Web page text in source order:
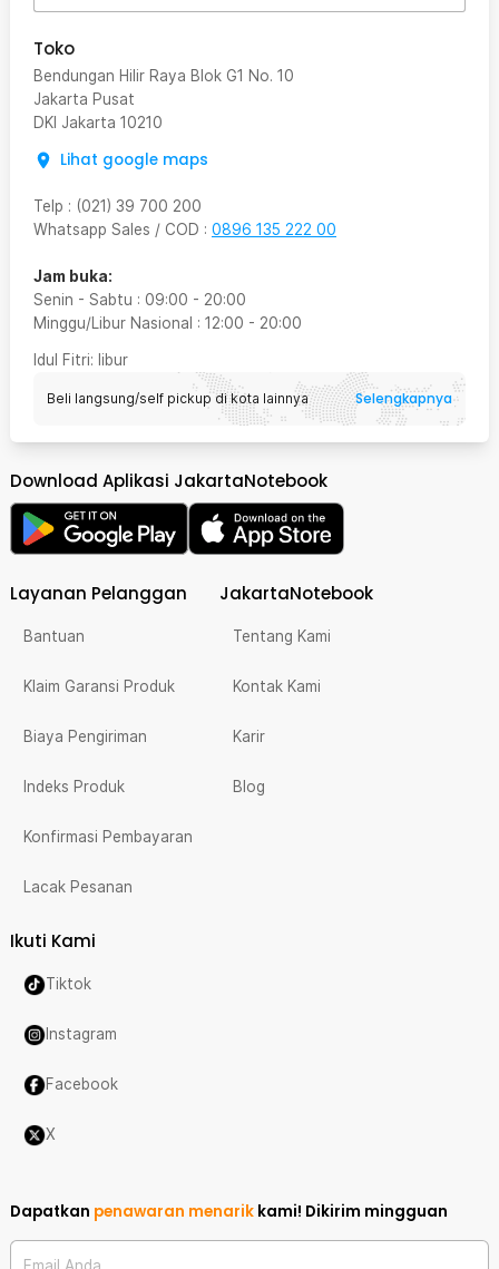
Toko
Bendungan Hilir Raya Blok G1 No. 10
Jakarta Pusat
DKI Jakarta 10210
Lihat google maps
Telp : (021) 39 700 200
Whatsapp Sales / COD : 0896 135 222 00
Jam buka:
Senin - Sabtu : 09:00 - 20:00
Minggu/Libur Nasional : 12:00 - 20:00
Idul Fitri: libur
Beli langsung/self pickup di kota lainnya Selengkapnya
Download Aplikasi JakartaNotebook
Layanan Pelanggan
Bantuan
Klaim Garansi Produk
Biaya Pengiriman
Indeks Produk
Konfirmasi Pembayaran
Lacak Pesanan
JakartaNotebook
Tentang Kami
Kontak Kami
Karir
Blog
Ikuti Kami
Tiktok
Instagram
Facebook
X
Dapatkan penawaran menarik kami! Dikirim mingguan
Email Anda